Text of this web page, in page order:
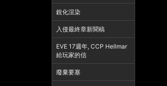
銳化渲染
入侵最終章新聞稿
EVE 17週年, CCP Hellmar
給玩家的信
廢棄要塞